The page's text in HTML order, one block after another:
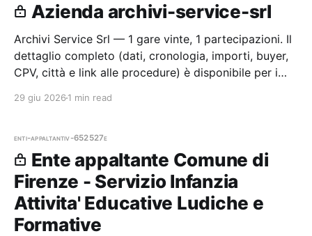
Azienda archivi-service-srl
Archivi Service Srl — 1 gare vinte, 1 partecipazioni. Il
dettaglio completo (dati, cronologia, importi, buyer,
CPV, città e link alle procedure) è disponibile per i
29 giu 2026 1 min read
enti-appaltantiv-652527e
Ente appaltante Comune di
Firenze - Servizio Infanzia
Attivita' Educative Ludiche e
Formative